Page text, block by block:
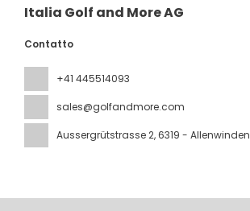
Italia Golf and More AG
Contatto
+41 445514093
sales@golfandmore.com
Aussergrütstrasse 2, 6319 - Allenwinden